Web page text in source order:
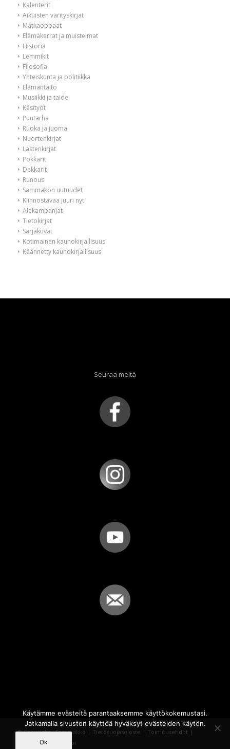
Kalenterit
Aikuisten värityskirjat
Matkaoppaat
Elämäkerrat ja muistelmat
Historia
Lemmikit
Filosofia
Yhteiskunta ja politiikka
Elämäntaito
Musiikki ja taide
Käsityöt
Puutarha
Ruoka ja juoma
Nuortenkirjat
Lastenkirjat
Pokkarit
Dekkarit
Runous
Sammakon uutuudet
Kiinnostavaa juuri nyt
Alekampanjat
Tietokirjat
Sarjakuvat
Kotimainen kaunokirjallisuus
Käännetty kaunokirjallisuus
Seuraa meitä
© Copyright - Sammakko | Tietosuojaseloste | Toimitusehdot |
Powered by
iQWebbi
Käytämme evästeitä parantaaksemme käyttökokemustasi.
Jatkamalla sivuston käyttöä hyväksyt evästeiden käytön.
Ok